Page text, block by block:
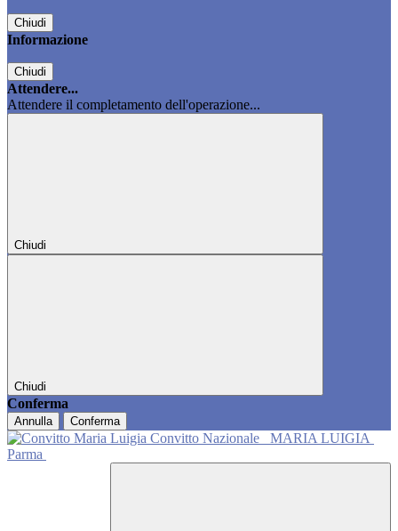
Chiudi
Informazione
Chiudi
Attendere...
Attendere il completamento dell'operazione...
Chiudi
Chiudi
Conferma
Annulla Conferma
Convitto Nazionale
MARIA LUIGIA
Parma